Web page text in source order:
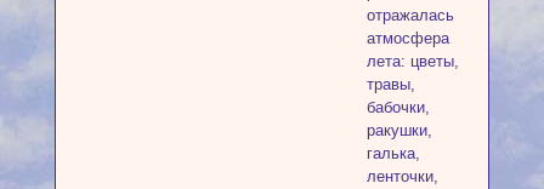
отражалась
атмосфера
лета: цветы,
травы,
бабочки,
ракушки,
галька,
ленточки,